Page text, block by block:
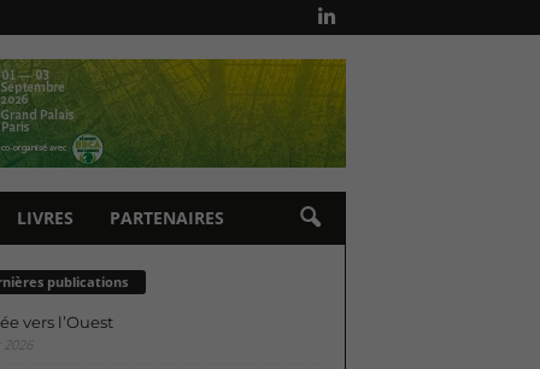
LIVRES PARTENAIRES
publications
vers l’Ouest